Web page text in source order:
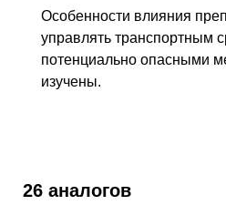
Особенности влияния
управлять транспортным
потенциально опасными
изучены.
26 аналогов